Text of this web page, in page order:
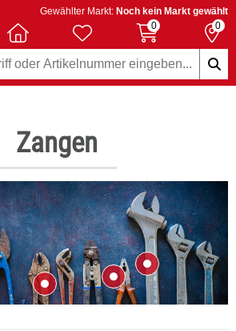
Gewählter Markt: Noch kein Markt gewählt
0
0
Zangen